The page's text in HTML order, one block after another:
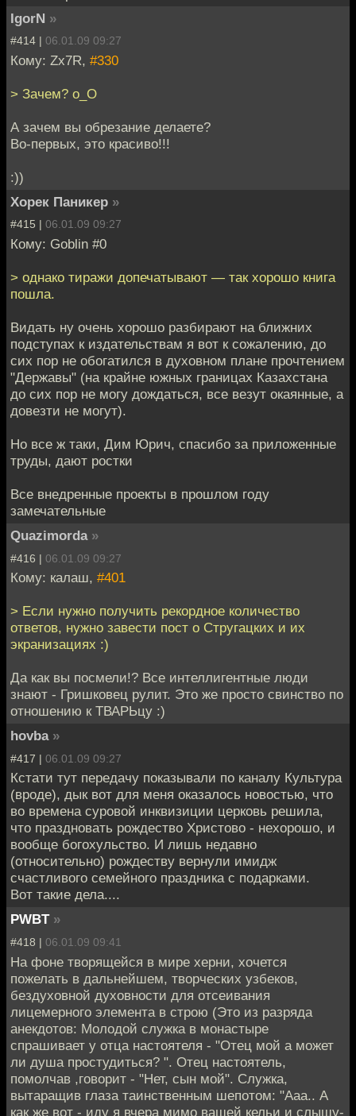
IgorN »
#414 | 06.01.09 09:27
Кому: Zx7R, #330
> Зачем? o_O
А зачем вы обрезание делаете?
Во-первых, это красиво!!!
:))
Хорек Паникер »
#415 | 06.01.09 09:27
Кому: Goblin #0
> однако тиражи допечатывают — так хорошо книга
пошла.
Видать ну очень хорошо разбирают на ближних
подступах к издательствам я вот к сожалению, до
сих пор не обогатился в духовном плане прочтением
"Державы" (на крайне южных границах Казахстана
до сих пор не могу дождаться, все везут окаянные, а
довезти не могут).
Но все ж таки, Дим Юрич, спасибо за приложенные
труды, дают ростки
Все внедренные проекты в прошлом году
замечательные
Quazimorda »
#416 | 06.01.09 09:27
Кому: калаш, #401
> Если нужно получить рекордное количество
ответов, нужно завести пост о Стругацких и их
экранизациях :)
Да как вы посмели!? Все интеллигентные люди
знают - Гришковец рулит. Это же просто свинство по
отношению к ТВАРЬцу :)
hovba »
#417 | 06.01.09 09:27
Кстати тут передачу показывали по каналу Культура
(вроде), дык вот для меня оказалось новостью, что
во времена суровой инквизиции церковь решила,
что праздновать рождество Христово - нехорошо, и
вообще богохульство. И лишь недавно
(относительно) рождеству вернули имидж
счастливого семейного праздника с подарками.
Вот такие дела....
PWBT »
#418 | 06.01.09 09:41
На фоне творящейся в мире херни, хочется
пожелать в дальнейшем, творческих узбеков,
бездуховной духовности для отсеивания
лицемерного элемента в строю (Это из разряда
анекдотов: Молодой служка в монастыре
спрашивает у отца настоятеля - "Отец мой а может
ли душа простудиться? ". Отец настоятель,
помолчав ,говорит - "Нет, сын мой". Служка,
вытаращив глаза таинственным шепотом: "Ааа.. А
как же вот - иду я вчера мимо вашей кельи и слышу-